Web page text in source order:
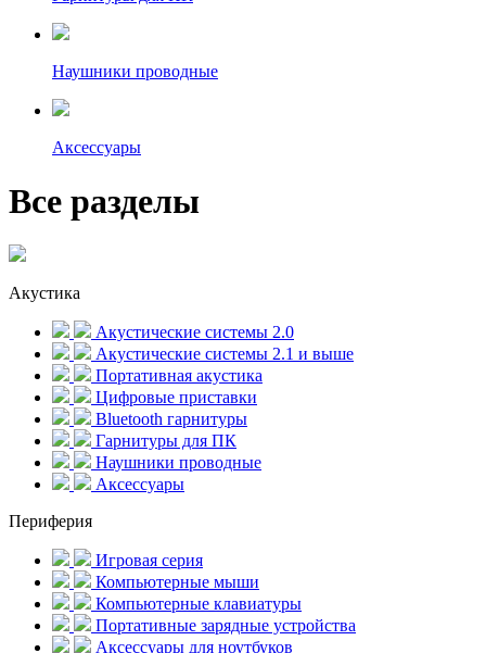
Наушники проводные
Аксессуары
Все разделы
Акустика
Акустические системы 2.0
Акустические системы 2.1 и выше
Портативная акустика
Цифровые приставки
Bluetooth гарнитуры
Гарнитуры для ПК
Наушники проводные
Аксессуары
Периферия
Игровая серия
Компьютерные мыши
Компьютерные клавиатуры
Портативные зарядные устройства
Аксессуары для ноутбуков